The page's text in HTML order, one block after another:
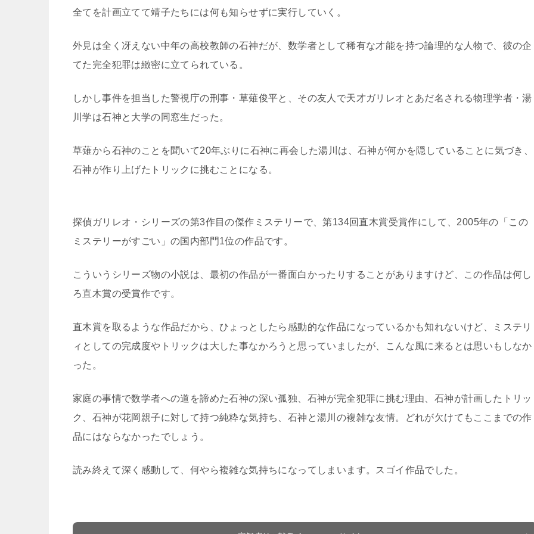
全てを計画立てて靖子たちには何も知らせずに実行していく。
外見は全く冴えない中年の高校教師の石神だが、数学者として稀有な才能を持つ論理的な人物で、彼の企
てた完全犯罪は緻密に立てられている。
しかし事件を担当した警視庁の刑事・草薙俊平と、その友人で天才ガリレオとあだ名される物理学者・湯
川学は石神と大学の同窓生だった。
草薙から石神のことを聞いて20年ぶりに石神に再会した湯川は、石神が何かを隠していることに気づき、
石神が作り上げたトリックに挑むことになる。
探偵ガリレオ・シリーズの第3作目の傑作ミステリーで、第134回直木賞受賞作にして、2005年の「この
ミステリーがすごい」の国内部門1位の作品です。
こういうシリーズ物の小説は、最初の作品が一番面白かったりすることがありますけど、この作品は何し
ろ直木賞の受賞作です。
直木賞を取るような作品だから、ひょっとしたら感動的な作品になっているかも知れないけど、ミステリ
ィとしての完成度やトリックは大した事なかろうと思っていましたが、こんな風に来るとは思いもしなか
った。
家庭の事情で数学者への道を諦めた石神の深い孤独、石神が完全犯罪に挑む理由、石神が計画したトリッ
ク、石神が花岡親子に対して持つ純粋な気持ち、石神と湯川の複雑な友情。どれが欠けてもここまでの作
品にはならなかったでしょう。
読み終えて深く感動して、何やら複雑な気持ちになってしまいます。スゴイ作品でした。